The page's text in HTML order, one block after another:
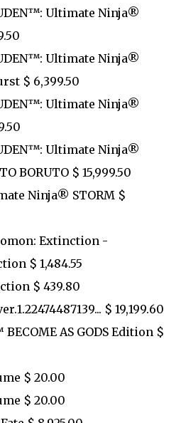
Ultimate Ninja®
Ultimate Ninja®
$ 6,399.50
Ultimate Ninja®
Ultimate Ninja®
BORUTO $ 15,999.50
Ninja® STORM $
Extinction -
$ 1,484.55
$ 439.80
$ 19,199.60
AS GODS Edition $
$ 20.00
$ 20.00